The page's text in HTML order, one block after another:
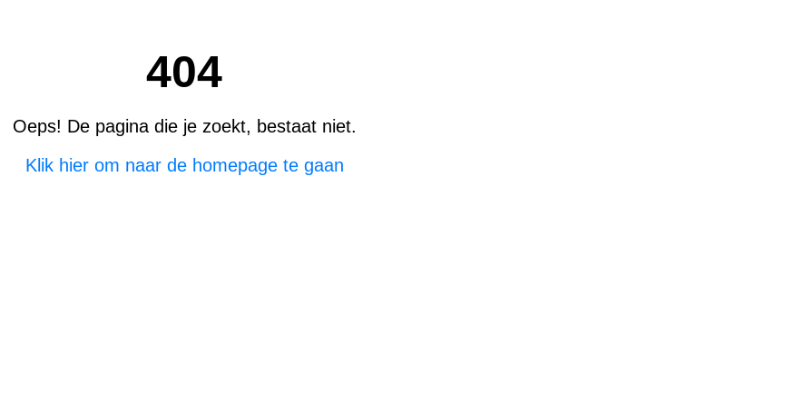
404
Oeps! De pagina die je zoekt, bestaat niet.
Klik hier om naar de homepage te gaan